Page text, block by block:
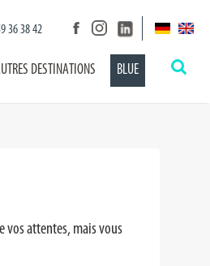
36 38 42
DESTINATIONS BLUE
vos attentes, mais vous